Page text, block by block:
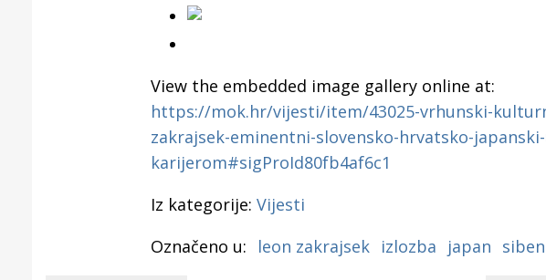
View the embedded image gallery online at:
https://mok.hr/vijesti/item/43025-vrhunski-
zakrajsek-eminentni-slovensko-hrvatsko-
karijerom#sigProId80fb4af6c1
Iz kategorije: Vijesti
Označeno u:
leon zakrajsek izlozba japan